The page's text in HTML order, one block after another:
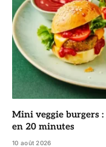
Mini veggie burgers
en 20 minutes
10 août 2026